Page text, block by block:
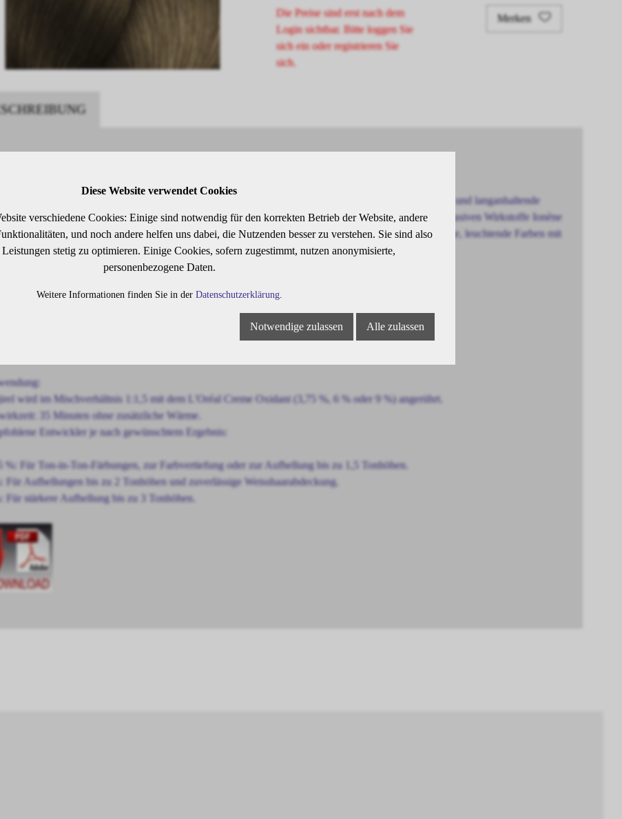
Die Preise sind erst nach dem
Login sichtbar. Bitte loggen Sie
sich ein oder registrieren Sie
sich.
Merken
ist eine hochwertige oxidative Haarfarbe von L'Oréal Professionnel, die für intensive Farbergebnisse und langanhaltende
sorgt. Die einzigartige Formulierung wirkt wie eine pflegende Schönheitscreme und enthält die exklusiven Wirkstoffe Ionène
Incell™, die das Haar in allen drei Zonen gezielt stärken und schützen. Das Ergebnis: gleichmässige, leuchtende Farben mit
Glanz und optimaler Haltbarkeit.
Permanentfarbe – für langanhaltende, intensive Farbresultate
Ton-in-Ton, Aufhellungen (bis zu 3 Tonhöhen) oder Verdunkelungen
wird im Mischverhältnis 1:1,5 mit dem L'Oréal Creme Oxidant (3,75 %, 6 % oder 9 %) angerührt.
35 Minuten ohne zusätzliche Wärme.
Entwickler je nach gewünschtem Ergebnis:
%: Für Ton-in-Ton-Färbungen, zur Farbvertiefung oder zur Aufhellung bis zu 1,5 Tonhöhen.
Für Aufhellungen bis zu 2 Tonhöhen und zuverlässige Weisshaarabdeckung.
Für stärkere Aufhellung bis zu 3 Tonhöhen.
Diese Website verwendet Cookies
verschiedene Cookies: Einige sind notwendig für den korrekten Betrieb der Website, andere
und noch andere helfen uns dabei, die Nutzenden besser zu verstehen. Sie sind also
stetig zu optimieren. Einige Cookies, sofern zugestimmt, nutzen anonymisierte,
personenbezogene Daten.
Weitere Informationen finden Sie in der Datenschutzerklärung.
Notwendige zulassen Alle zulassen